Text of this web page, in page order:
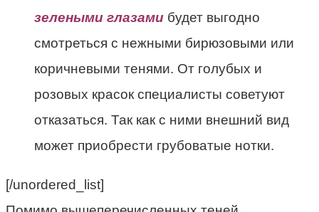
зелеными глазами будет выгодно
смотреться с нежными бирюзовыми или
коричневыми тенями. От голубых и
розовых красок специалисты советуют
отказаться. Так как с ними внешний вид
может приобрести грубоватые нотки.
[/unordered_list]